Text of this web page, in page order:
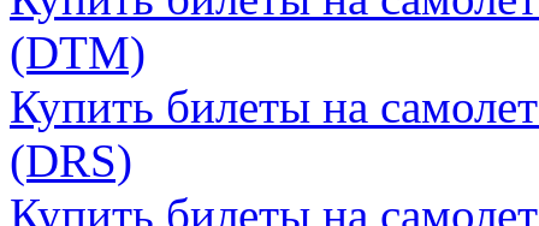
(DTM)
Купить билеты на
(DRS)
Купить билеты на